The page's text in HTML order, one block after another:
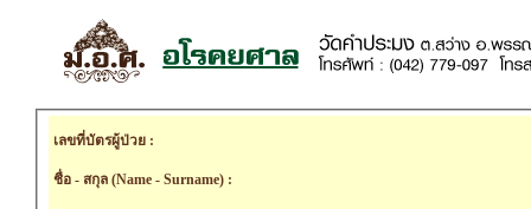
เลขที่บัตรผู้ป่วย :
ชื่อ - สกุล (Name - Surname) :